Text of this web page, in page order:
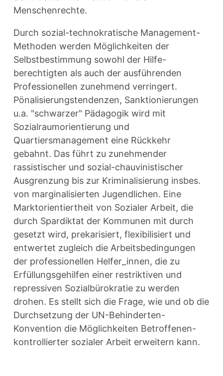
Menschenrechte.
Durch sozial-technokratische Management-
Methoden werden Möglichkeiten der
Selbstbestimmung sowohl der Hilfe-
berechtigten als auch der ausführenden
Professionellen zunehmend verringert.
Pönalisierungstendenzen, Sanktionierungen
u.a. "schwarzer" Pädagogik wird mit
Sozialraumorientierung und
Quartiersmanagement eine Rückkehr
gebahnt. Das führt zu zunehmender
rassistischer und sozial-chauvinistischer
Ausgrenzung bis zur Kriminalisierung insbes.
von marginalisierten Jugendlichen. Eine
Marktorientiertheit von Sozialer Arbeit, die
durch Spardiktat der Kommunen mit durch
gesetzt wird, prekarisiert, flexibilisiert und
entwertet zugleich die Arbeitsbedingungen
der professionellen Helfer_innen, die zu
Erfüllungsgehilfen einer restriktiven und
repressiven Sozialbürokratie zu werden
drohen. Es stellt sich die Frage, wie und ob die
Durchsetzung der UN-Behinderten-
Konvention die Möglichkeiten Betroffenen-
kontrollierter sozialer Arbeit erweitern kann.